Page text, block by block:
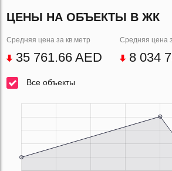
ЦЕНЫ НА ОБЪЕКТЫ В ЖК
Средняя цена за кв.метр
35 761.66 AED
Средняя цена
8 034
Все объекты